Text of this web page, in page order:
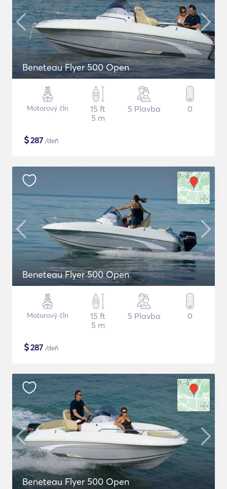
Beneteau Flyer 500 Open
Motorový čln
15 ft
5 m
5 Plavba 0
$287 /deň
Beneteau Flyer 500 Open
Motorový čln
15 ft
5 m
5 Plavba 0
$287 /deň
Beneteau Flyer 500 Open